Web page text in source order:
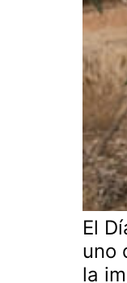
El
uno
la